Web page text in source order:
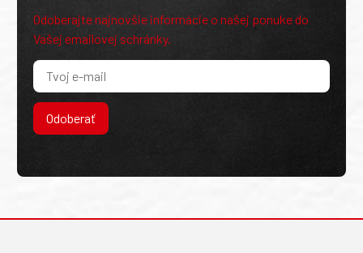
Odoberajte najnovšie informácie o našej ponuke do
Vašej emailovej schránky.
Odoberať